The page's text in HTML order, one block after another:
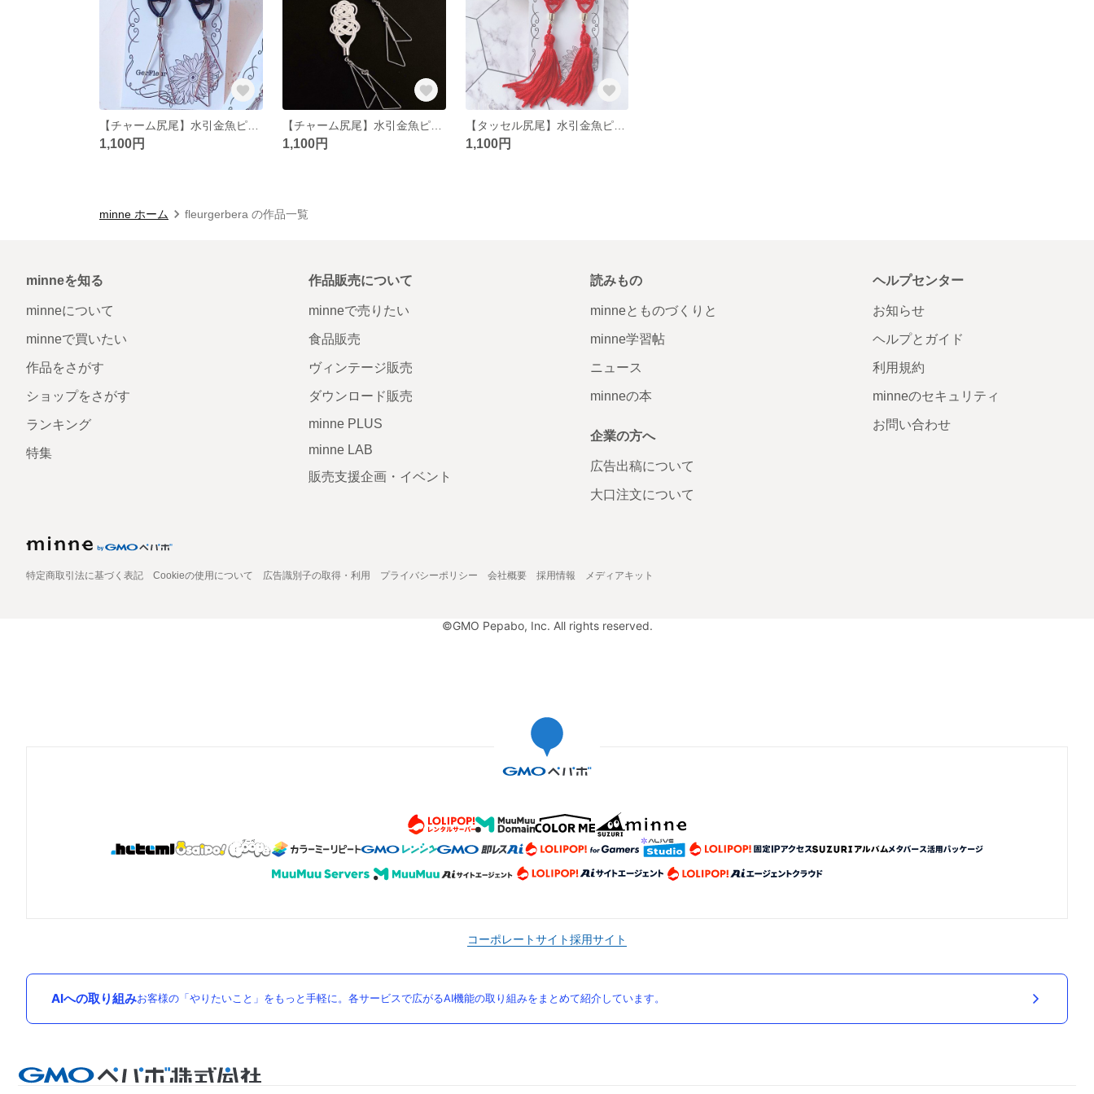
1,100円
【チャーム尻尾】水引金魚ピアス【白】
1,100円
【タッセル尻尾】水引金魚ピアス【赤】
1,100円
minne ホーム fleurgerbera の作品一覧
minneを知る
minneについて
minneで買いたい
作品をさがす
ショップをさがす
ランキング
特集
作品販売について
minneで売りたい
食品販売
ヴィンテージ販売
ダウンロード販売
minne PLUS
minne LAB
販売支援企画・イベント
読みもの
minneとものづくりと
minne学習帖
ニュース
minneの本
企業の方へ
広告出稿について
大口注文について
ヘルプセンター
お知らせ
ヘルプとガイド
利用規約
minneのセキュリティ
お問い合わせ
特定商取引法に基づく表記 Cookieの使用について 広告識別子の取得・利用 プライバシーポリシー 会社概要 採用情報 メディアキット
©GMO Pepabo, Inc. All rights reserved.
コーポレートサイト採用サイト
AIへの取り組みお客様の「やりたいこと」をもっと手軽に。各サービスで広がるAI機能の取り組みをまとめて紹介しています。